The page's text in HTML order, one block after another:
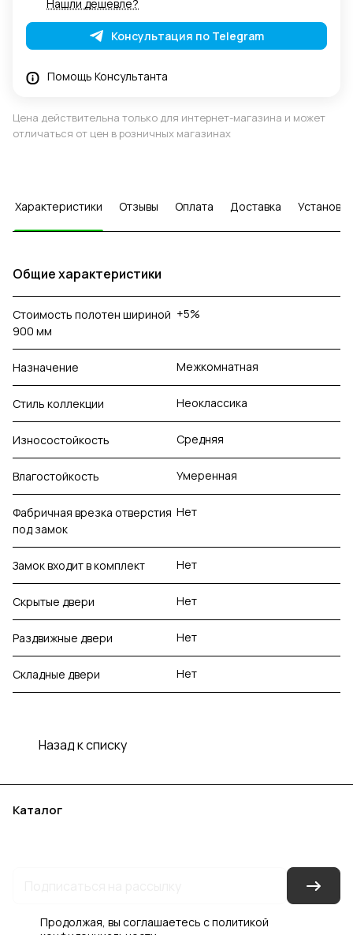
Нашли дешевле?
Консультация по Telegram
Помощь Консультанта
Цена действительна только для интернет-магазина и может
отличаться от цен в розничных магазинах
Характеристики Отзывы Оплата Доставка Установка
Общие характеристики
Стоимость полотен шириной
900 мм
+5%
Назначение Межкомнатная
Стиль коллекции Неоклассика
Износостойкость Средняя
Влагостойкость Умеренная
Фабричная врезка отверстия
под замок
Нет
Замок входит в комплект Нет
Скрытые двери Нет
Раздвижные двери Нет
Складные двери Нет
Назад к списку
Каталог
Продолжая, вы соглашаетесь сполитикой